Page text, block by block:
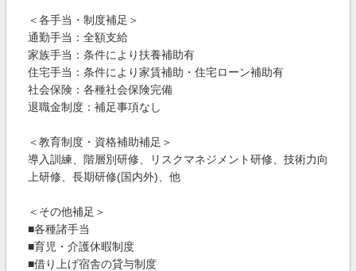
＜各手当・制度補足＞
通勤手当：全額支給
家族手当：条件により扶養補助有
住宅手当：条件により家賃補助・住宅ローン補助有
社会保険：各種社会保険完備
退職金制度：補足事項なし
＜教育制度・資格補助補足＞
導入訓練、階層別研修、リスクマネジメント研修、技術力向
上研修、長期研修(国内外)、他
＜その他補足＞
■各種諸手当
■育児・介護休暇制度
■借り上げ宿舎の貸与制度